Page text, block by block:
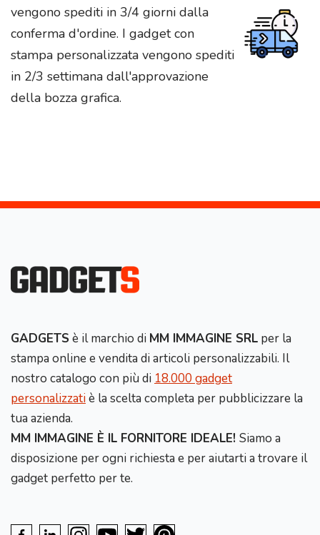
vengono spediti in 3/4 giorni dalla
conferma d'ordine. I gadget con
stampa personalizzata vengono spediti
in 2/3 settimana dall'approvazione
della bozza grafica.
GADGETS è il marchio di MM IMMAGINE SRL per la
stampa online e vendita di articoli personalizzabili. Il
nostro catalogo con più di 18.000 gadget
personalizzatiè la scelta completa per pubblicizzare la
tua azienda.
MM IMMAGINE È IL FORNITORE IDEALE! Siamo a
disposizione per ogni richiesta e per aiutarti a trovare il
gadget perfetto per te.